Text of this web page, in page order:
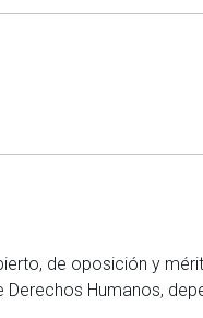
de oposición y
Humanos,